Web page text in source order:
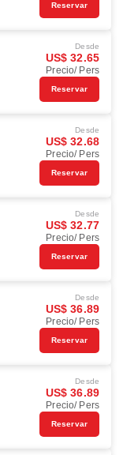
Reservar
Desde
US$ 32.65
Precio/ Pers
Reservar
Desde
US$ 32.68
Precio/ Pers
Reservar
Desde
US$ 32.77
Precio/ Pers
Reservar
Desde
US$ 36.89
Precio/ Pers
Reservar
Desde
US$ 36.89
Precio/ Pers
Reservar